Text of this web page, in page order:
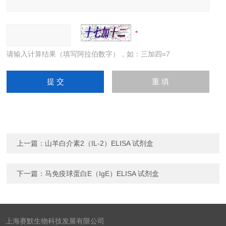
请输入计算结果（填写阿拉伯数字），如：三加四=7
上一篇： 山羊白介素2（IL-2）ELISA 试剂盒
下一篇：马免疫球蛋白E（IgE）ELISA 试剂盒
上海赛默生物科技发展有限公司